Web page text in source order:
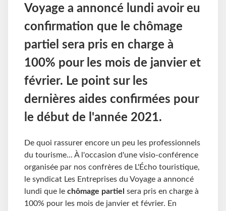
Voyage a annoncé lundi avoir eu
confirmation que le chômage
partiel sera pris en charge à
100% pour les mois de janvier et
février. Le point sur les
dernières aides confirmées pour
le début de l'année 2021.
De quoi rassurer encore un peu les professionnels
du tourisme... À l'occasion d'une visio-conférence
organisée par nos confrères de L'Écho touristique,
le syndicat Les Entreprises du Voyage a annoncé
lundi que le chômage partiel sera pris en charge à
100% pour les mois de janvier et février. En